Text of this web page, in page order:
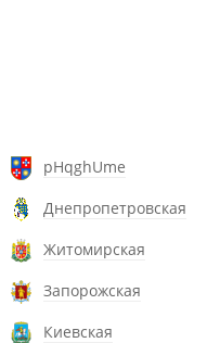
pHqghUme
Днепропетровская
Житомирская
Запорожская
Киевская